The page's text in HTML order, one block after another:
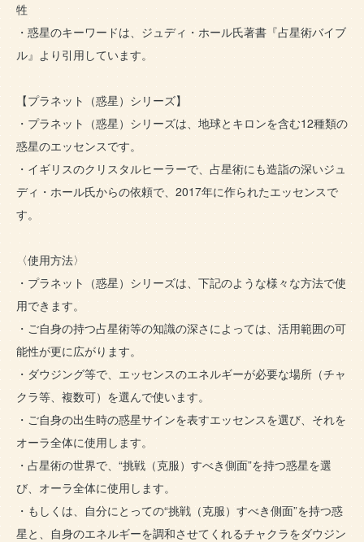
牲
・惑星のキーワードは、ジュディ・ホール氏著書『占星術バイブ
ル』より引用しています。
【プラネット（惑星）シリーズ】
・プラネット（惑星）シリーズは、地球とキロンを含む12種類の
惑星のエッセンスです。
・イギリスのクリスタルヒーラーで、占星術にも造詣の深いジュ
ディ・ホール氏からの依頼で、2017年に作られたエッセンスで
す。
〈使用方法〉
・プラネット（惑星）シリーズは、下記のような様々な方法で使
用できます。
・ご自身の持つ占星術等の知識の深さによっては、活用範囲の可
能性が更に広がります。
・ダウジング等で、エッセンスのエネルギーが必要な場所（チャ
クラ等、複数可）を選んで使います。
・ご自身の出生時の惑星サインを表すエッセンスを選び、それを
オーラ全体に使用します。
・占星術の世界で、“挑戦（克服）すべき側面”を持つ惑星を選
び、オーラ全体に使用します。
・もしくは、自分にとっての“挑戦（克服）すべき側面”を持つ惑
星と、自身のエネルギーを調和させてくれるチャクラをダウジン